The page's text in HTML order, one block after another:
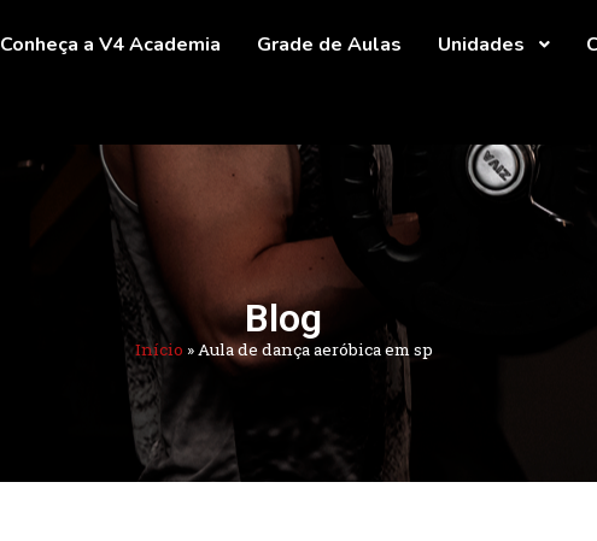
Conheça a V4 Academia Grade de Aulas Unidades
Blog
Início »Aula de dança aeróbica em sp